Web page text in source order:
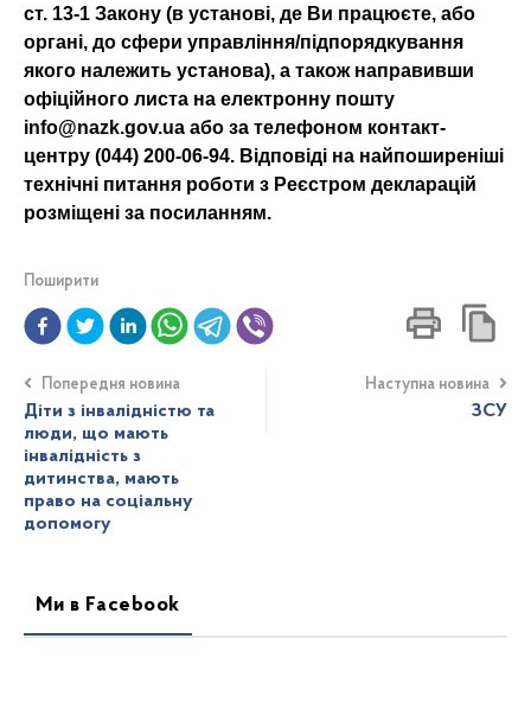
ст. 13-1 Закону (в установі, де Ви працюєте, або
органі, до сфери управління/підпорядкування
якого належить установа), а також направивши
офіційного листа на електронну пошту
info@nazk.gov.ua або за телефоном контакт-
центру (044) 200-06-94. Відповіді на найпоширеніші
технічні питання роботи з Реєстром декларацій
розміщені за посиланням.
Поширити
Попередня новина
Діти з інвалідністю та
люди, що мають
інвалідність з
дитинства, мають
право на соціальну
допомогу
Наступна новина
ЗСУ
Ми в Facebook